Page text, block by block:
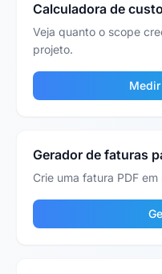
Calculadora de
Veja quanto o scope
projeto.
Gerador de faturas
Crie uma fatura PDF